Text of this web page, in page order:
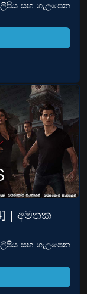
සහ ගැලපෙන
| අමතක
සහ ගැලපෙන